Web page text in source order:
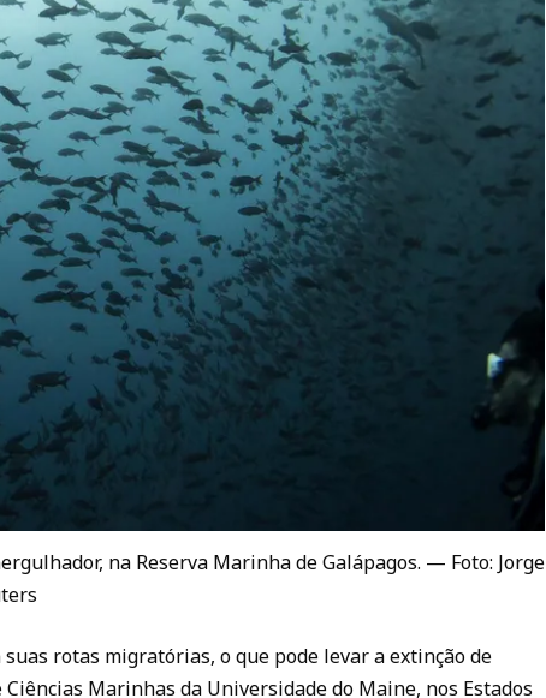
na Reserva Marinha de Galápagos. — Foto: Jorge
rotas migratórias, o que pode levar a extinção de
Marinhas da Universidade do Maine, nos Estados